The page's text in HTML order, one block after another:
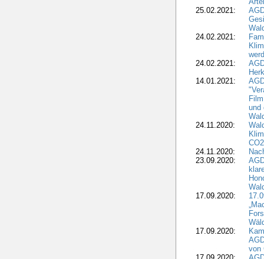
25.02.2021:
24.02.2021:
24.02.2021:
14.01.2021:
und
24.11.2020:
24.11.2020:
23.09.2020:
17.09.2020:
17.09.2020:
von